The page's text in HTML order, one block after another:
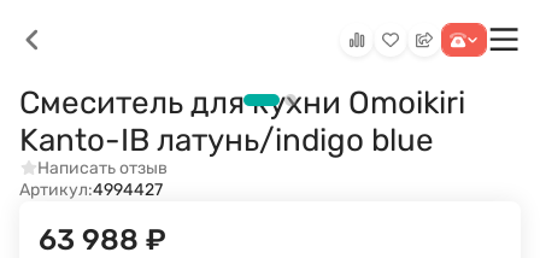
Смеситель для кухни Omoikiri
Kanto-IB латунь/indigo blue
Написать отзыв
Артикул:4994427
63 988 ₽